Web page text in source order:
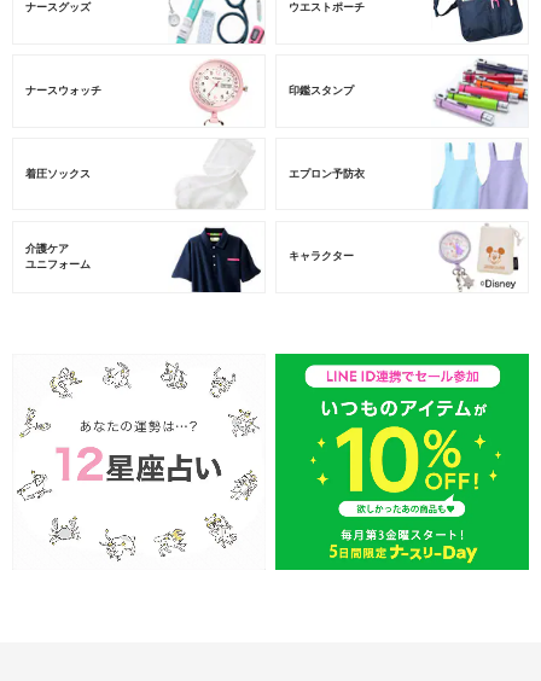
ナースグッズ ウエストポーチ
ナースウォッチ 印鑑スタンプ
着圧ソックス エプロン予防衣
介護ケア
ユニフォーム
キャラクター